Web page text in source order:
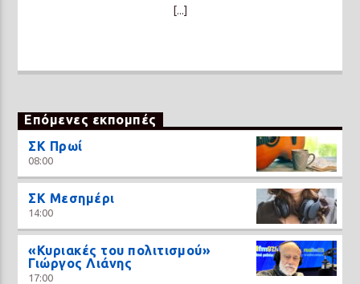
[...]
Επόμενες εκπομπές
ΣΚ Πρωί
08:00
ΣΚ Μεσημέρι
14:00
«Κυριακές του πολιτισμού»
Γιώργος Λιάνης
17:00